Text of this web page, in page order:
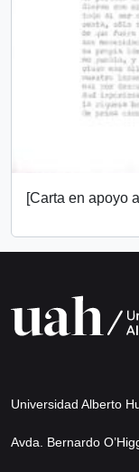
[Carta en apoyo
Universidad Alberto
Avda. Bernardo